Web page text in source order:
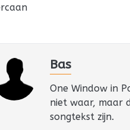
Bas
One Window in
niet waar, maar
songtekst zijn.